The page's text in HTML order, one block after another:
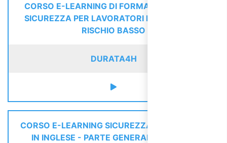
CORSO E-LEARNING DI FORMAZIONE SULLA
SICUREZZA PER LAVORATORI DEGLI UFFICI -
RISCHIO BASSO
DURATA4H
CORSO E-LEARNING SICUREZZA LAVORATORI
IN INGLESE - PARTE GENERALE / SAFETY